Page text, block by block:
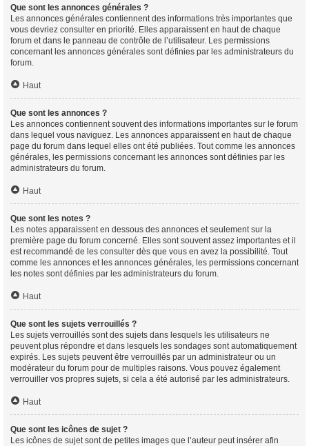
Que sont les annonces générales ?
Les annonces générales contiennent des informations très importantes que
vous devriez consulter en priorité. Elles apparaissent en haut de chaque
forum et dans le panneau de contrôle de l’utilisateur. Les permissions
concernant les annonces générales sont définies par les administrateurs du
forum.
Haut
Que sont les annonces ?
Les annonces contiennent souvent des informations importantes sur le forum
dans lequel vous naviguez. Les annonces apparaissent en haut de chaque
page du forum dans lequel elles ont été publiées. Tout comme les annonces
générales, les permissions concernant les annonces sont définies par les
administrateurs du forum.
Haut
Que sont les notes ?
Les notes apparaissent en dessous des annonces et seulement sur la
première page du forum concerné. Elles sont souvent assez importantes et il
est recommandé de les consulter dès que vous en avez la possibilité. Tout
comme les annonces et les annonces générales, les permissions concernant
les notes sont définies par les administrateurs du forum.
Haut
Que sont les sujets verrouillés ?
Les sujets verrouillés sont des sujets dans lesquels les utilisateurs ne
peuvent plus répondre et dans lesquels les sondages sont automatiquement
expirés. Les sujets peuvent être verrouillés par un administrateur ou un
modérateur du forum pour de multiples raisons. Vous pouvez également
verrouiller vos propres sujets, si cela a été autorisé par les administrateurs.
Haut
Que sont les icônes de sujet ?
Les icônes de sujet sont de petites images que l’auteur peut insérer afin